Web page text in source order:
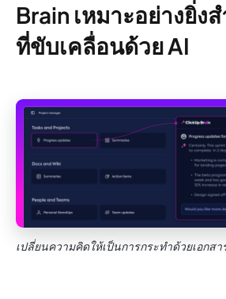
Brain เหมาะอย่างยิ่ง
ที่ขับเคลื่อนด้วย AI
เปลี่ยนความคิดให้เป็นการกระทำด้วยเอกส